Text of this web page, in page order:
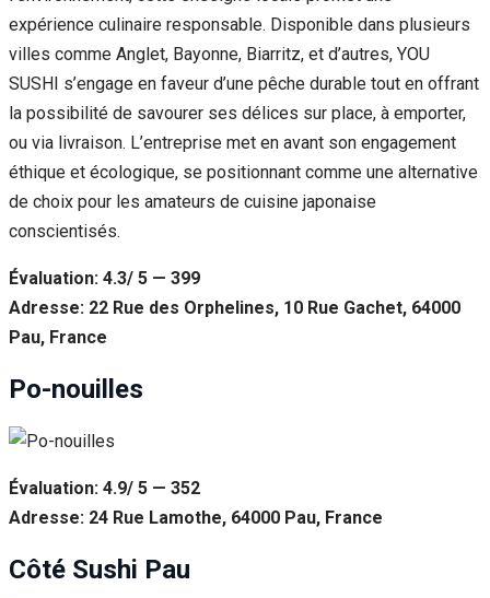
expérience culinaire responsable. Disponible dans plusieurs
villes comme Anglet, Bayonne, Biarritz, et d’autres, YOU
SUSHI s’engage en faveur d’une pêche durable tout en offrant
la possibilité de savourer ses délices sur place, à emporter,
ou via livraison. L’entreprise met en avant son engagement
éthique et écologique, se positionnant comme une alternative
de choix pour les amateurs de cuisine japonaise
conscientisés.
Évaluation: 4.3/ 5 — 399
Adresse: 22 Rue des Orphelines, 10 Rue Gachet, 64000
Pau, France
Po-nouilles
Évaluation: 4.9/ 5 — 352
Adresse: 24 Rue Lamothe, 64000 Pau, France
Côté Sushi Pau